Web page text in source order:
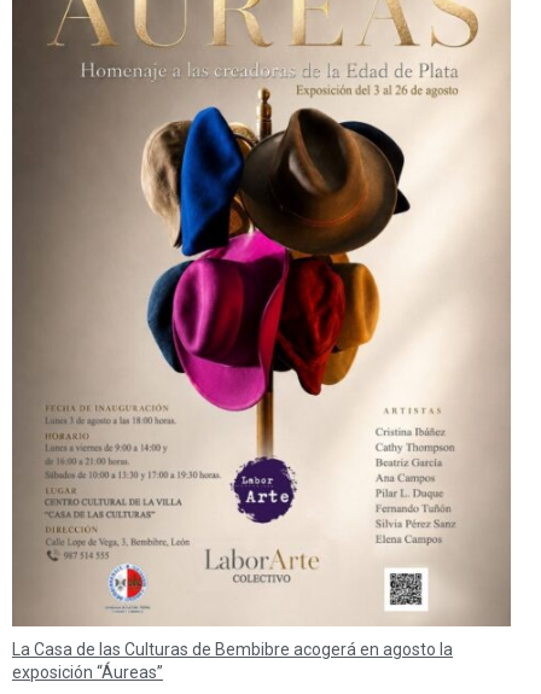
La Casa de las Culturas de Bembibre acogerá en agosto la
exposición “Áureas”